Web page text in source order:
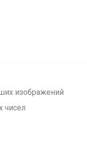
изображений
чисел